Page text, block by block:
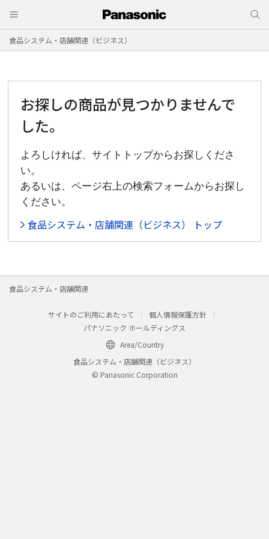
食品システム・店舗関連（ビジネス）
お探しの商品が見つかりませんで
した。
よろしければ、サイトトップからお探しくださ
い。
あるいは、ページ右上の検索フォームからお探し
ください。
食品システム・店舗関連（ビジネス） トップ
食品システム・店舗関連
サイトのご利用にあたって
個人情報保護方針
パナソニック ホールディングス
Area/Country
食品システム・店舗関連（ビジネス）
© Panasonic Corporation